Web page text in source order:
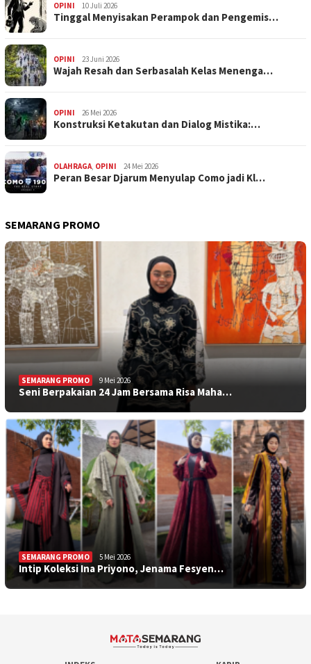
OPINI 10 Juli 2026
Tinggal Menyisakan Perampok dan Pengemis…
OPINI 23 Juni 2026
Wajah Resah dan Serbasalah Kelas Menenga…
OPINI 26 Mei 2026
Konstruksi Ketakutan dan Dialog Mistika:…
OLAHRAGA, OPINI 24 Mei 2026
Peran Besar Djarum Menyulap Como jadi Kl…
SEMARANG PROMO
SEMARANG PROMO 9 Mei 2026
Seni Berpakaian 24 Jam Bersama Risa Maha…
SEMARANG PROMO 5 Mei 2026
Intip Koleksi Ina Priyono, Jenama Fesyen…